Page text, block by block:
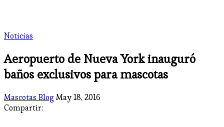
Noticias
Aeropuerto de Nueva York inauguró
baños exclusivos para mascotas
Mascotas Blog May 18, 2016
Compartir: